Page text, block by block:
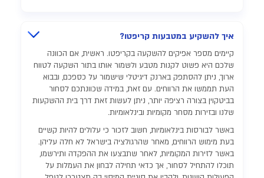
איך להשקיע במטבעות קריפטו?
קיימים מספר אפיקים להשקעה בקריפטו. ראשית, אם הכוונה
שלכם היא פשוט לקנות מטבע ולשמור אותו בתור השקעה לטווח
ארוך, ניתן להסתפק בארנק דיגיטלי שישמור על כספכם, ובבוא
העת תממשו את הרווחים. עם זאת, במידה שכוונתכם לסחור
בביטקוין בצורה רציפה יותר, ניתן לעשות זאת דרך בית ההשקעות
שלנו ובזירות מסחר מקומיות ובינלאומיות.
באשר לבורסות בינלאומיות, חשוב לזכור כי עלולים להיות קשיים
בעת מימוש הרווחים, מאחר שהרגולציה בישראל לא חלה עליהן.
באשר לזירות המקומיות, לאחר שתבצעו את ההפקדה ותירשמו,
תוכלו להתחיל לסחור, אך כדאי תחילה לבחון את העמלות על